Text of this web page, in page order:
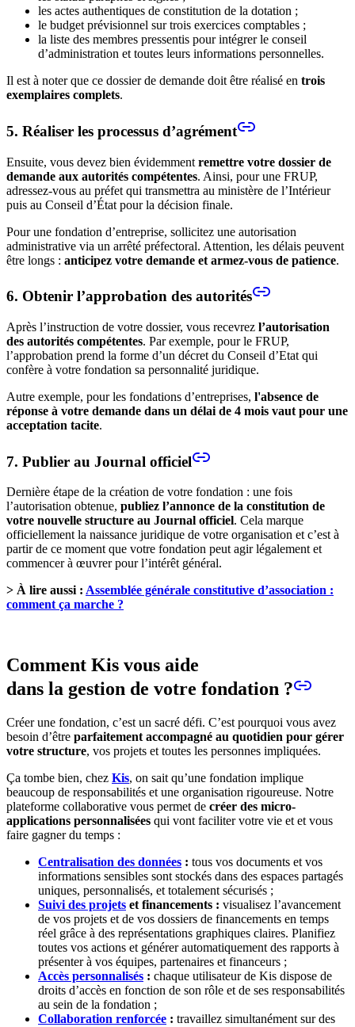
les actes authentiques de constitution de la dotation ;
le budget prévisionnel sur trois exercices comptables ;
la liste des membres pressentis pour intégrer le conseil
d’administration et toutes leurs informations personnelles.
Il est à noter que ce dossier de demande doit être réalisé en trois
exemplaires complets.
5. Réaliser les processus d’agrément
Ensuite, vous devez bien évidemment remettre votre dossier de
demande aux autorités compétentes. Ainsi, pour une FRUP,
adressez-vous au préfet qui transmettra au ministère de l’Intérieur
puis au Conseil d’État pour la décision finale.
Pour une fondation d’entreprise, sollicitez une autorisation
administrative via un arrêté préfectoral. Attention, les délais peuvent
être longs : anticipez votre demande et armez-vous de patience.
6. Obtenir l’approbation des autorités
Après l’instruction de votre dossier, vous recevrez l’autorisation
des autorités compétentes. Par exemple, pour le FRUP,
l’approbation prend la forme d’un décret du Conseil d’Etat qui
confère à votre fondation sa personnalité juridique.
Autre exemple, pour les fondations d’entreprises, l'absence de
réponse à votre demande dans un délai de 4 mois vaut pour une
acceptation tacite.
7. Publier au Journal officiel
Dernière étape de la création de votre fondation : une fois
l’autorisation obtenue, publiez l’annonce de la constitution de
votre nouvelle structure au Journal officiel. Cela marque
officiellement la naissance juridique de votre organisation et c’est à
partir de ce moment que votre fondation peut agir légalement et
commencer à œuvrer pour l’intérêt général.
> À lire aussi : Assemblée générale constitutive d’association :
comment ça marche ?
Comment Kis vous aide
dans la gestion de votre fondation ?
Créer une fondation, c’est un sacré défi. C’est pourquoi vous avez
besoin d’être parfaitement accompagné au quotidien pour gérer
votre structure, vos projets et toutes les personnes impliquées.
Ça tombe bien, chez Kis, on sait qu’une fondation implique
beaucoup de responsabilités et une organisation rigoureuse. Notre
plateforme collaborative vous permet de créer des micro-
applications personnalisées qui vont faciliter votre vie et et vous
faire gagner du temps :
Centralisation des données : tous vos documents et vos
informations sensibles sont stockés dans des espaces partagés
uniques, personnalisés, et totalement sécurisés ;
Suivi des projets et financements : visualisez l’avancement
de vos projets et de vos dossiers de financements en temps
réel grâce à des représentations graphiques claires. Planifiez
toutes vos actions et générer automatiquement des rapports à
présenter à vos équipes, partenaires et financeurs ;
Accès personnalisés : chaque utilisateur de Kis dispose de
droits d’accès en fonction de son rôle et de ses responsabilités
au sein de la fondation ;
Collaboration renforcée : travaillez simultanément sur des